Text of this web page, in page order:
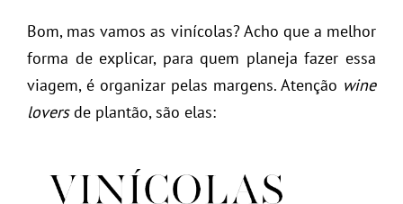
Bom, mas vamos as vinícolas? Acho que a melhor
forma de explicar, para quem planeja fazer essa
viagem, é organizar pelas margens. Atenção wine
loversde plantão, são elas: